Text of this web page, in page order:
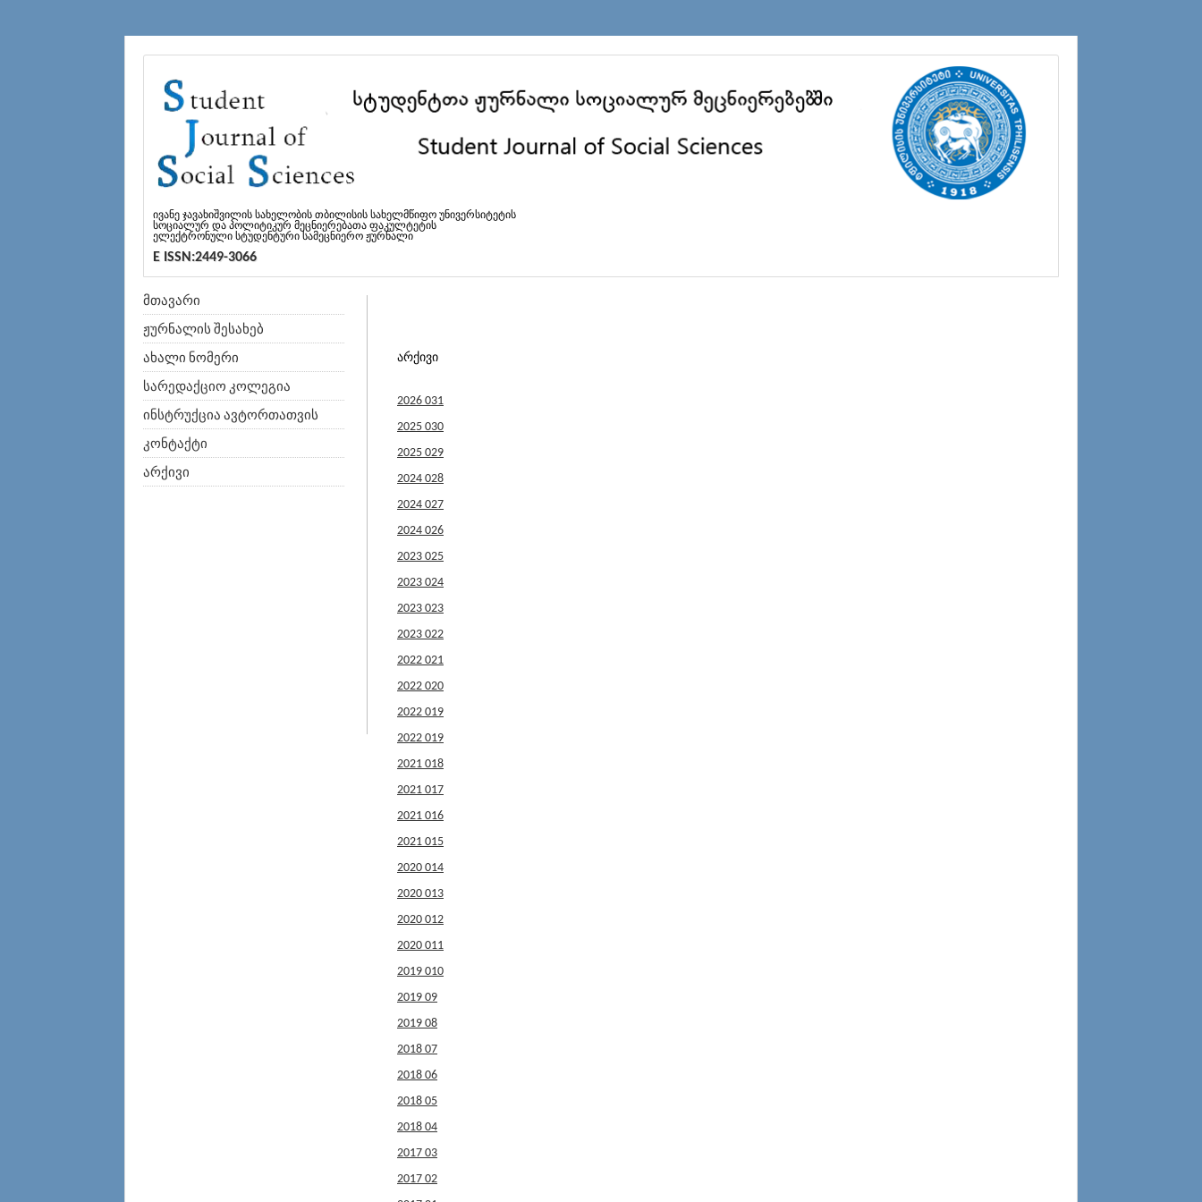
ივანე ჯავახიშვილის სახელობის თბილისის სახელმწიფო უნივერსიტეტის
სოციალურ და პოლიტიკურ მეცნიერებათა ფაკულტეტის
ელექტრონული სტუდენტური სამეცნიერო ჟურნალი
E ISSN:2449-3066
მთავარი
ჟურნალის შესახებ
ახალი ნომერი
სარედაქციო კოლეგია
ინსტრუქცია ავტორთათვის
კონტაქტი
არქივი
არქივი
2026 031
2025 030
2025 029
2024 028
2024 027
2024 026
2023 025
2023 024
2023 023
2023 022
2022 021
2022 020
2022 019
2022 019
2021 018
2021 017
2021 016
2021 015
2020 014
2020 013
2020 012
2020 011
2019 010
2019 09
2019 08
2018 07
2018 06
2018 05
2018 04
2017 03
2017 02